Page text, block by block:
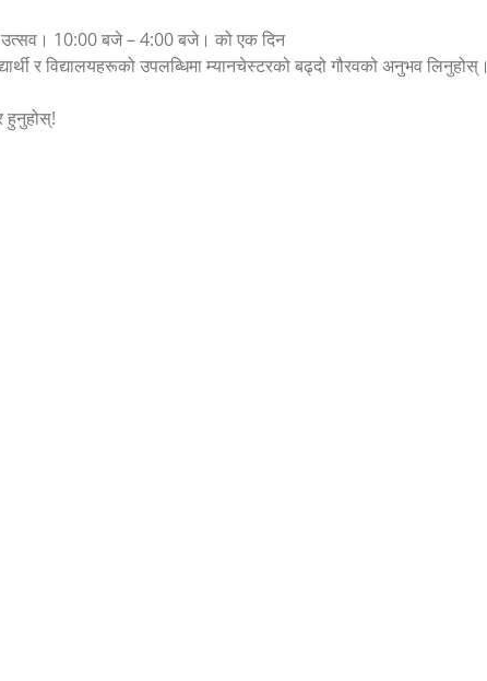
उत्सव। 10:00 बजे – 4:00 बजे। को एक दिन
र विद्यालयहरूको उपलब्धिमा म्यानचेस्टरको बढ्दो गौरवको अनुभव लिनुहोस्।
हुनुहोस्!